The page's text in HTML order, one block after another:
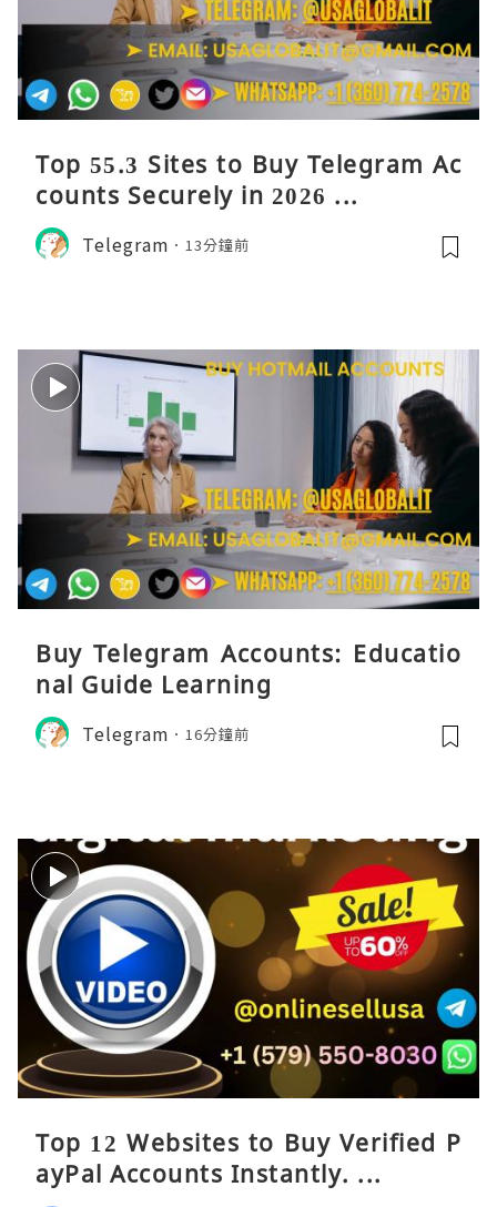
Top 55.3 Sites to Buy Telegram Ac
counts Securely in 2026 ...
Telegram 13分鐘前
Buy Telegram Accounts: Educatio
nal Guide Learning
Telegram 16分鐘前
Top 12 Websites to Buy Verified P
ayPal Accounts Instantly. ...